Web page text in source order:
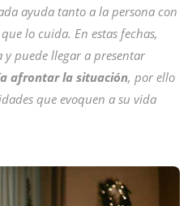
ayuda tanto a la persona con
lo cuida. En estas fechas,
puede llegar a presentar
afrontar la situación, por ello
que evoquen a su vida